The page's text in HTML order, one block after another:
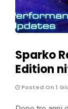
Sparko
Edition
Posted On 1